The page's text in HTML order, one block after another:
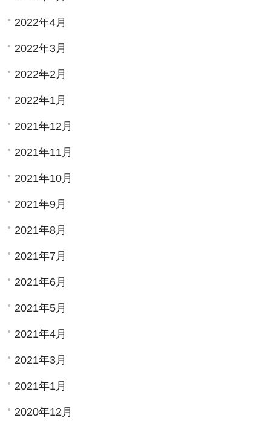
2022年4月
2022年3月
2022年2月
2022年1月
2021年12月
2021年11月
2021年10月
2021年9月
2021年8月
2021年7月
2021年6月
2021年5月
2021年4月
2021年3月
2021年1月
2020年12月